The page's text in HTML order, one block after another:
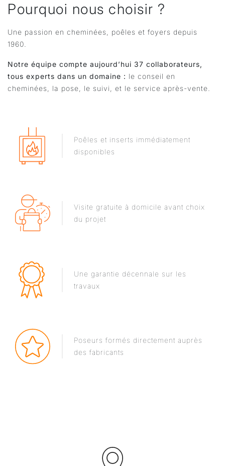
Pourquoi nous choisir ?
Une passion en cheminées, poêles et foyers depuis
1960.
Notre équipe compte aujourd’hui 37 collaborateurs,
tous experts dans un domaine : le conseil en
cheminées, la pose, le suivi, et le service après-vente.
Visite gratuite à domicile avant choix
du projet
Poêles et inserts immédiatement
disponibles
Poseurs formés directement auprès
des fabricants
Une garantie décennale sur les
travaux